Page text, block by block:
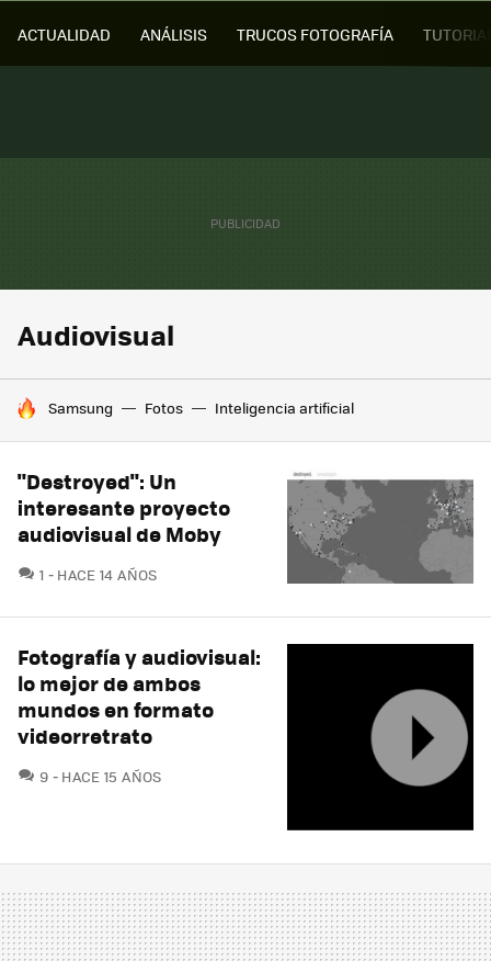
ACTUALIDAD ANÁLISIS TRUCOS FOTOGRAFÍA
Audiovisual
HOY SE HABLA DE
Samsung Fotos Inteligencia artificial
"Destroyed": Un
interesante proyecto
audiovisual de Moby
1 COMENTARIOS
HACE 14 AÑOS
Fotografía y audiovisual:
lo mejor de ambos
mundos en formato
videorretrato
9 COMENTARIOS
HACE 15 AÑOS